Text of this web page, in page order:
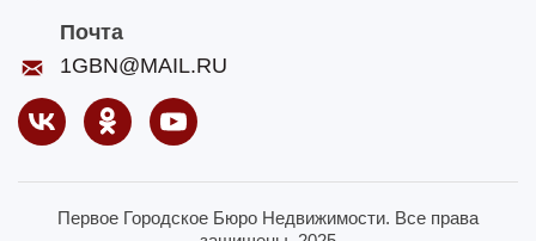
Почта
1GBN@MAIL.RU
Первое Городское Бюро Недвижимости. Все права